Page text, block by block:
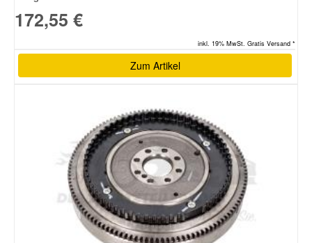
172,55 €
inkl. 19% MwSt. Gratis Versand *
Zum Artikel